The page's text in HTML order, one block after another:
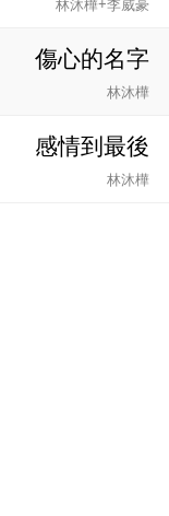
林沐樺+李威豪
傷心的名字
林沐樺
感情到最後
林沐樺